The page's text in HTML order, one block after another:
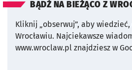
BĄDŹ NA BIEŻĄCO Z
Kliknij „obserwuj”, aby
Wrocławiu. Najciekawsze
www.wroclaw.pl znajdziesz w